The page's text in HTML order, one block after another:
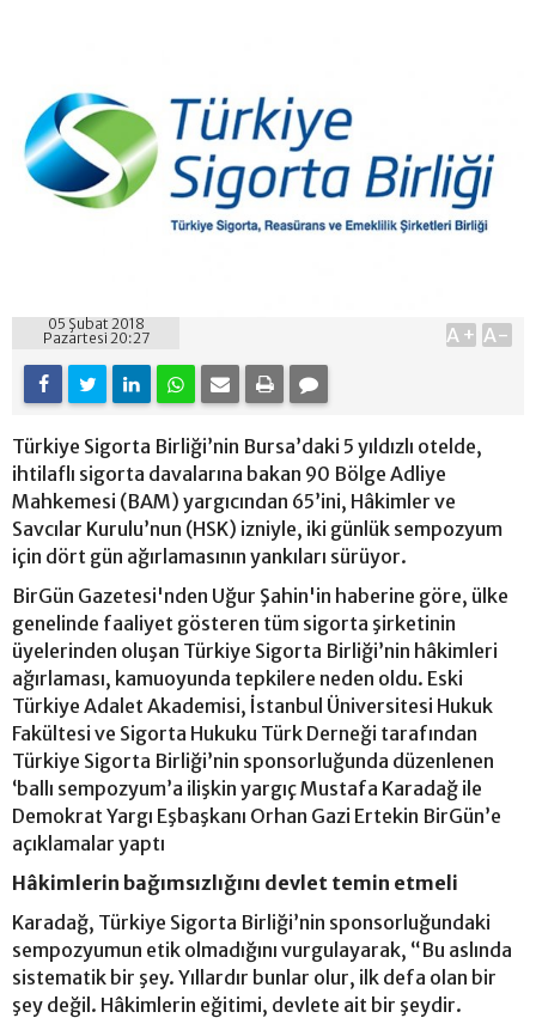
05 Şubat 2018
Pazartesi 20:27
A+ A-
Türkiye Sigorta Birliği’nin Bursa’daki 5 yıldızlı otelde,
ihtilaflı sigorta davalarına bakan 90 Bölge Adliye
Mahkemesi (BAM) yargıcından 65’ini, Hâkimler ve
Savcılar Kurulu’nun (HSK) izniyle, iki günlük sempozyum
için dört gün ağırlamasının yankıları sürüyor.
BirGün Gazetesi'nden Uğur Şahin'in haberine göre, ülke
genelinde faaliyet gösteren tüm sigorta şirketinin
üyelerinden oluşan Türkiye Sigorta Birliği’nin hâkimleri
ağırlaması, kamuoyunda tepkilere neden oldu. Eski
Türkiye Adalet Akademisi, İstanbul Üniversitesi Hukuk
Fakültesi ve Sigorta Hukuku Türk Derneği tarafından
Türkiye Sigorta Birliği’nin sponsorluğunda düzenlenen
‘ballı sempozyum’a ilişkin yargıç Mustafa Karadağ ile
Demokrat Yargı Eşbaşkanı Orhan Gazi Ertekin BirGün’e
açıklamalar yaptı
Hâkimlerin bağımsızlığını devlet temin etmeli
Karadağ, Türkiye Sigorta Birliği’nin sponsorluğundaki
sempozyumun etik olmadığını vurgulayarak, “Bu aslında
sistematik bir şey. Yıllardır bunlar olur, ilk defa olan bir
şey değil. Hâkimlerin eğitimi, devlete ait bir şeydir.